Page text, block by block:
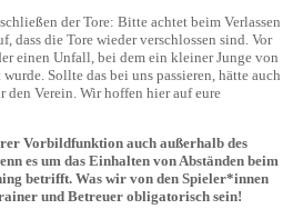
der Tore: Bitte achtet beim Verlassen
dass die Tore wieder verschlossen sind. Vor
einen Unfall, bei dem ein kleiner Junge von
Sollte das bei uns passieren, hätte auch
den Verein. Wir hoffen hier auf eure
Vorbildfunktion auch außerhalb des
es um das Einhalten von Abständen beim
betrifft. Was wir von den Spieler*innen
und Betreuer obligatorisch sein!